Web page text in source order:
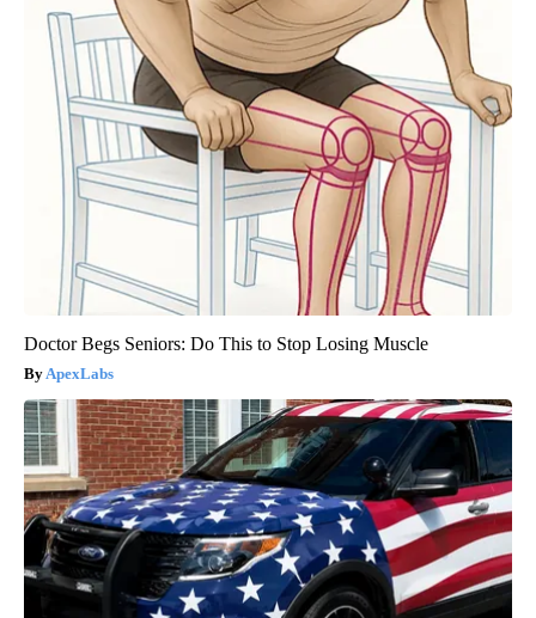
Doctor Begs Seniors: Do This to Stop Losing Muscle
ApexLabs